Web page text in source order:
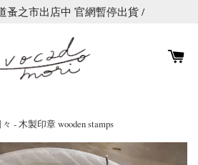
蚤之市出店中 官網暫停出貨 /
- 木製印章 wooden stamps